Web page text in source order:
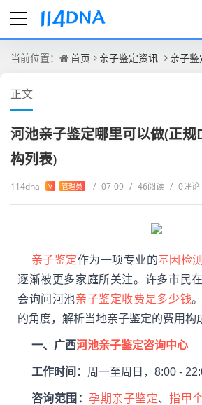
当前位置： 首页 亲子鉴定资讯 亲子
正文
河池亲子鉴定哪里可以做(正
构列表)
114dna V 管理员 / 07-09 / 46阅读 / 0评论
亲子鉴定作为一项专业的基因检
逐渐被更多家庭所关注。许多市民
会询问河池亲子鉴定收费是多少钱
的角度，解析当地亲子鉴定的费用构
一、广西河池亲子鉴定咨询中心
工作时间： 周一至周日，8:00 -
咨询范围：孕期亲子鉴定、指甲